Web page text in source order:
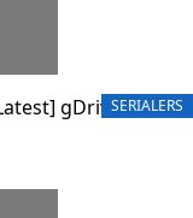
SERIALERS